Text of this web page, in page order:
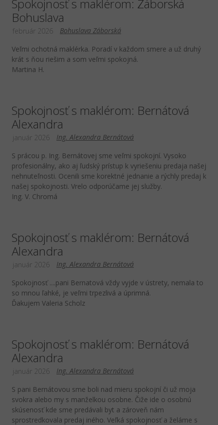
Spokojnosť s maklérom: Záborská
Bohuslava
Bohuslava Záborská
február 2026
Veľmi ochotná maklérka. Poradí v každom smere a už druhý
krát s ňou riešim a som veľmi spokojná.
Martina H.
Spokojnosť s maklérom: Bernátová
Alexandra
Ing. Alexandra Bernátová
január 2026
S prácou p. Ing. Bernátovej sme veľmi spokojní. Vysoko
profesionálny, ako aj ľudský prístup k vyriešeniu predaja našej
nehnuteľnosti. Ocenili sme korektné jednanie a rýchly predaj k
našej spokojnosti. Vrelo odporúčame jej služby.
Ing. V. Chromá
Spokojnosť s maklérom: Bernátová
Alexandra
Ing. Alexandra Bernátová
január 2026
Spokojnosť ....pani Bernatová vždy vyjde v ústrety, nemala to
so mnou ľahké, je veľmi trpezlivá a úprimná.
Ďakujem Valeria Scholz
Spokojnosť s maklérom: Bernátová
Alexandra
Ing. Alexandra Bernátová
január 2026
S pani Bernátovou sme boli nad mieru spokojní či už moja
svokra alebo my s manželkou osobne. Čiže ide o osobnú
skúsenosť kde sme predávali byt a zároveň nám
sprostredkovala predaj iného. Veľká spokojnosť a želáme s